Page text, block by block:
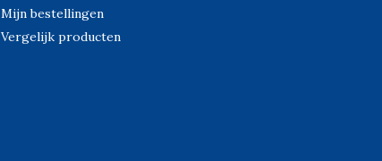
Mijn bestellingen
Vergelijk producten